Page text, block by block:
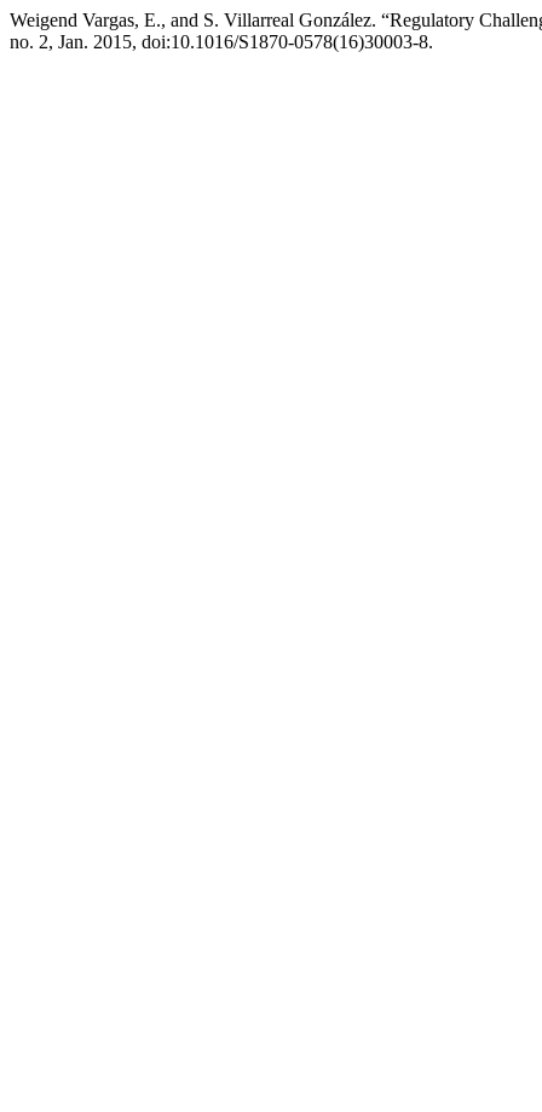
Weigend Vargas, E., and S. Villarreal González. “Regulatory
no. 2, Jan. 2015, doi:10.1016/S1870-0578(16)30003-8.